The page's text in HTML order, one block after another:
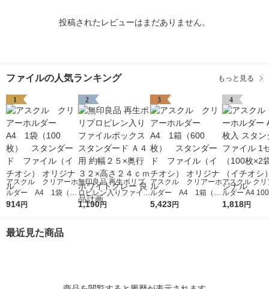
投稿されたレビューはまだありません。
ファイルの人気ランキング もっと見る
1
アスクル クリアーホ
ルダー A4 1袋（10
0枚） スタンダー
914円
2
無印良品 再生ポリプ
ロピレン入りファイル
ボックススタンダード
1,190円
3
アスクル クリアーホ
ルダー A4 1箱（60
0枚） スタンダー
5,423円
4
アスクル ク
ルダー A4
タンダード
1,818円
最近見た商品